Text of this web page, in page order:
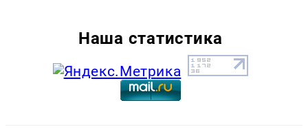
Наша статистика